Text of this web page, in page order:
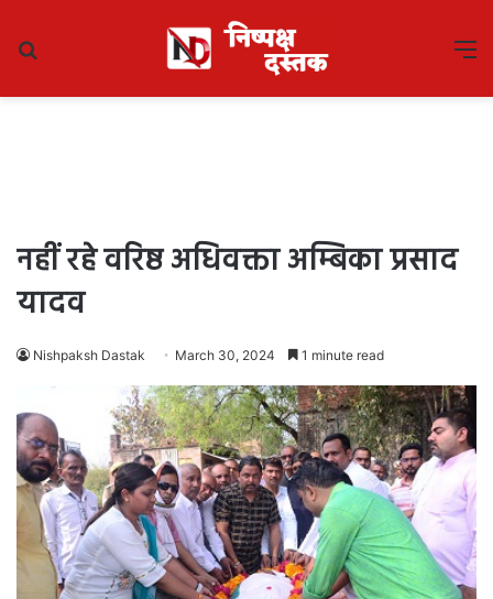
नहीं रहे वरिष्ठ अधिवक्ता अम्बिका प्रसाद
यादव
Nishpaksh Dastak March 30, 2024 1 minute read